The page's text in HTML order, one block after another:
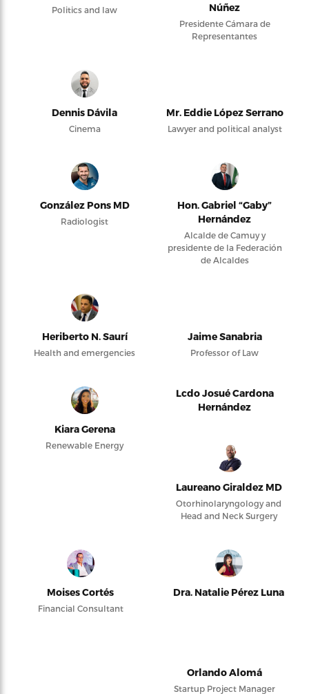
Politics and law Núñez
Presidente Cámara de
Representantes
Dennis Dávila
Cinema
Mr. Eddie López Serrano
Lawyer and political analyst
González Pons MD
Radiologist
Hon. Gabriel “Gaby”
Hernández
Alcalde de Camuy y
presidente de la Federación
de Alcaldes
Heriberto N. Saurí
Health and emergencies
Jaime Sanabria
Professor of Law
Kiara Gerena
Renewable Energy
Lcdo Josué Cardona
Hernández
Laureano Giraldez MD
Otorhinolaryngology and
Head and Neck Surgery
Moises Cortés
Financial Consultant
Dra. Natalie Pérez Luna
Orlando Alomá
Startup Project Manager